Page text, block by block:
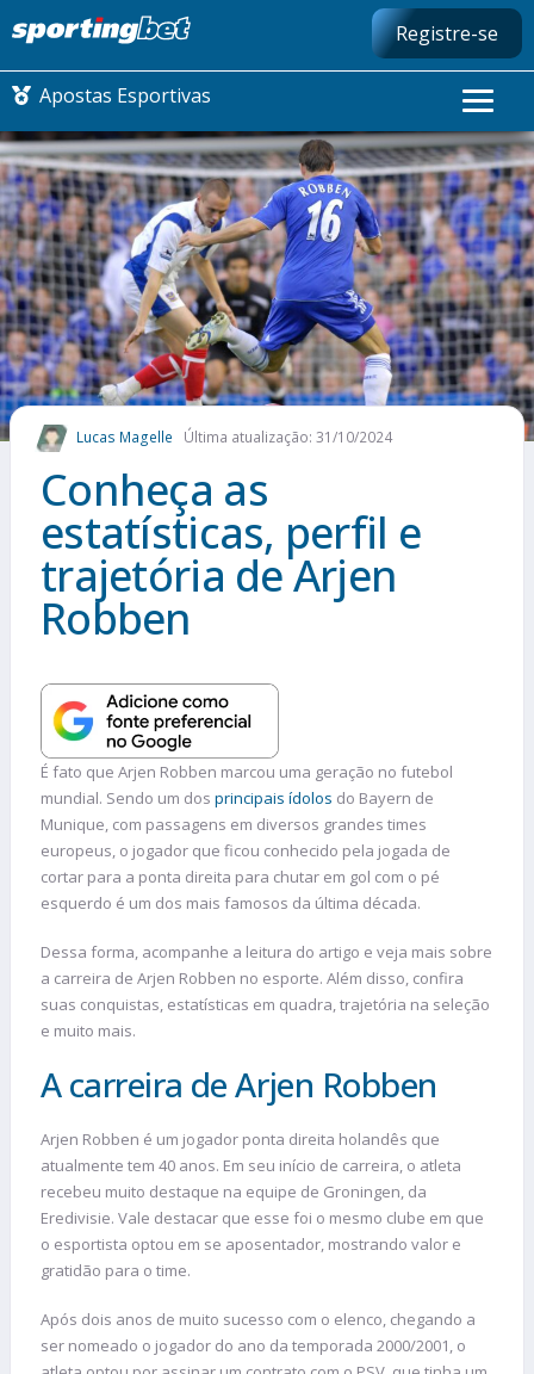
Registre-se
Apostas Esportivas
CONMEBOL LIBERTADORES
FUTEBOL NACIONAL
FUTEBOL INTERNACIONAL
COMO APOSTAR
MAIS ESPORTES
Lucas Magelle Última atualização: 31/10/2024
Conheça as
estatísticas, perfil e
trajetória de Arjen
Robben​
É fato que Arjen Robben marcou uma geração no futebol
mundial. Sendo um dos principais ídolos do Bayern de
Munique, com passagens em diversos grandes times
europeus, o jogador que ficou conhecido pela jogada de
cortar para a ponta direita para chutar em gol com o pé
esquerdo é um dos mais famosos da última década.
Dessa forma, acompanhe a leitura do artigo e veja mais sobre
a carreira de Arjen Robben no esporte. Além disso, confira
suas conquistas, estatísticas em quadra, trajetória na seleção
e muito mais.
A carreira de Arjen Robben
Arjen Robben é um jogador ponta direita holandês que
atualmente tem 40 anos. Em seu início de carreira, o atleta
recebeu muito destaque na equipe de Groningen, da
Eredivisie. Vale destacar que esse foi o mesmo clube em que
o esportista optou em se aposentador, mostrando valor e
gratidão para o time.
Após dois anos de muito sucesso com o elenco, chegando a
ser nomeado o jogador do ano da temporada 2000/2001, o